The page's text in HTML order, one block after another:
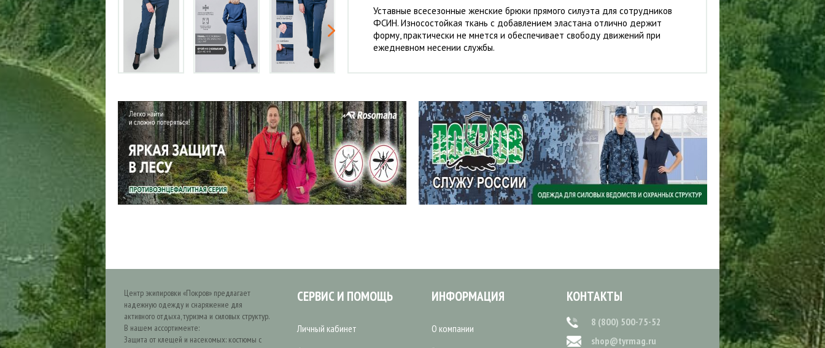
Уставные всесезонные женские брюки прямого силуэта для сотрудников
ФСИН. Износостойкая ткань с добавлением эластана отлично держит
форму, практически не мнется и обеспечивает свободу движений при
ежедневном несении службы.
Центр экипировки «Покров» предлагает
надежную одежду и снаряжение для
активного отдыха, туризма и силовых структур.
В нашем ассортименте:
Защита от клещей и насекомых: костюмы с
СЕРВИС И ПОМОЩЬ
Личный кабинет
ИНФОРМАЦИЯ
О компании
КОНТАКТЫ
8 (800) 500-75-52
shop@tyrmag.ru